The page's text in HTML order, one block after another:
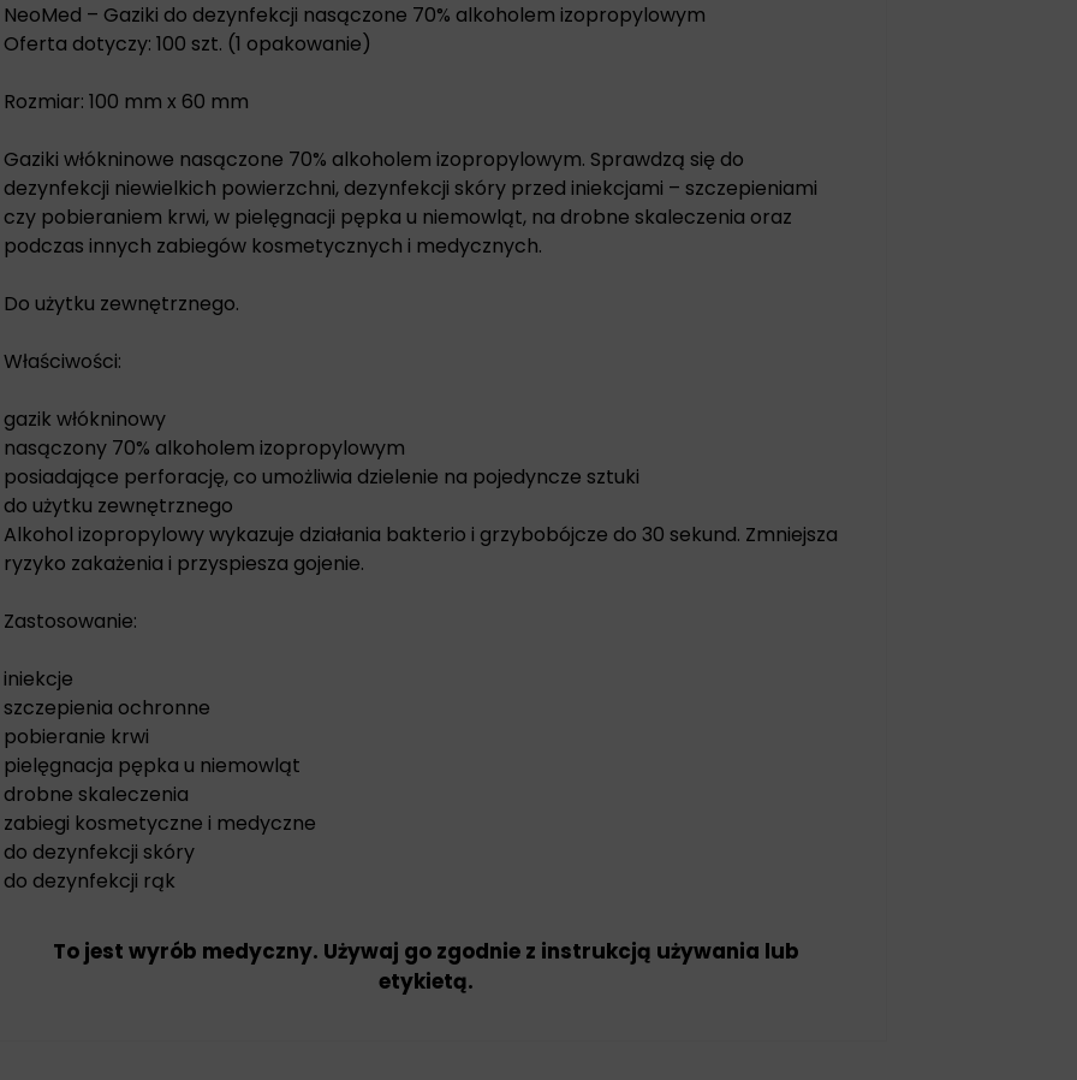
NeoMed – Gaziki do dezynfekcji nasączone 70% alkoholem izopropylowym
Oferta dotyczy: 100 szt. (1 opakowanie)
Rozmiar: 100 mm x 60 mm
Gaziki włókninowe nasączone 70% alkoholem izopropylowym. Sprawdzą się do
dezynfekcji niewielkich powierzchni, dezynfekcji skóry przed iniekcjami – szczepieniami
czy pobieraniem krwi, w pielęgnacji pępka u niemowląt, na drobne skaleczenia oraz
podczas innych zabiegów kosmetycznych i medycznych.
Do użytku zewnętrznego.
Właściwości:
gazik włókninowy
nasączony 70% alkoholem izopropylowym
posiadające perforację, co umożliwia dzielenie na pojedyncze sztuki
do użytku zewnętrznego
Alkohol izopropylowy wykazuje działania bakterio i grzybobójcze do 30 sekund. Zmniejsza
ryzyko zakażenia i przyspiesza gojenie.
Zastosowanie:
iniekcje
szczepienia ochronne
pobieranie krwi
pielęgnacja pępka u niemowląt
drobne skaleczenia
zabiegi kosmetyczne i medyczne
do dezynfekcji skóry
do dezynfekcji rąk
To jest wyrób medyczny. Używaj go zgodnie z instrukcją używania lub
etykietą.